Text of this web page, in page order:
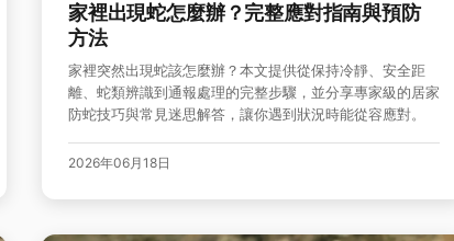
家裡出現蛇怎麼辦？完整應對指南與預防
方法
家裡突然出現蛇該怎麼辦？本文提供從保持冷靜、安全距
離、蛇類辨識到通報處理的完整步驟，並分享專家級的居家
防蛇技巧與常見迷思解答，讓你遇到狀況時能從容應對。
2026年06月18日